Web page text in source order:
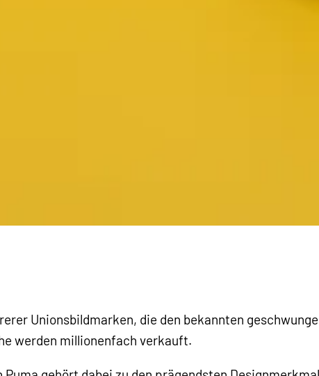
Unionsbildmarken, die den bekannten
werden millionenfach verkauft.